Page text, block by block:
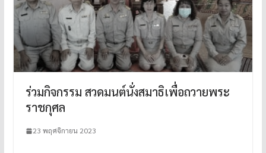
ร่วมกิจกรรม สวดมนต์นั่งสมาธิเพื่อถวายพระ
ราชกุศล
23 พฤศจิกายน 2023